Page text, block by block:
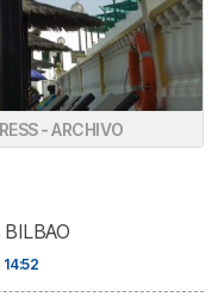
- ARCHIVO